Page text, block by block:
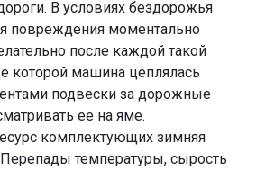
В условиях бездорожья
повреждения моментально
после каждой такой
которой машина цеплялась
подвески за дорожные
ее на яме.
комплектующих зимняя
Перепады температуры, сырость